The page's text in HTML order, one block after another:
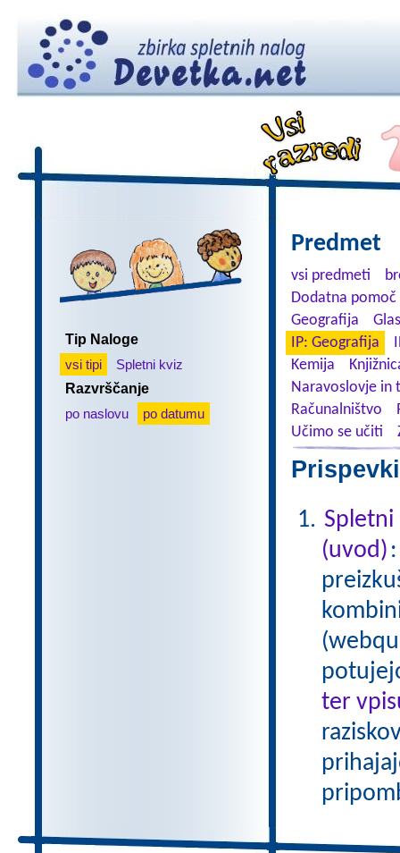
Tip Naloge
vsi tipi
Spletni kviz
Razvrščanje
po naslovu
po datumu
Predmet
vsi predmeti
Dodatna
Geografija
IP: Geografija
Kemija
Naravoslovje in
Računalništvo
Učimo se učiti
(uvod)
ter